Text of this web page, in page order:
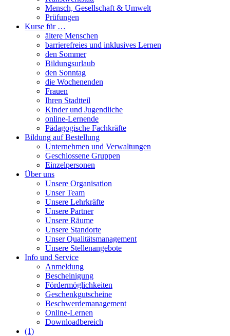
Mensch, Gesellschaft & Umwelt
Prüfungen
Kurse für …
ältere Menschen
barrierefreies und inklusives Lernen
den Sommer
Bildungsurlaub
den Sonntag
die Wochenenden
Frauen
Ihren Stadtteil
Kinder und Jugendliche
online-Lernende
Pädagogische Fachkräfte
Bildung auf Bestellung
Unternehmen und Verwaltungen
Geschlossene Gruppen
Einzelpersonen
Über uns
Unsere Organisation
Unser Team
Unsere Lehrkräfte
Unsere Partner
Unsere Räume
Unsere Standorte
Unser Qualitätsmanagement
Unsere Stellenangebote
Info und Service
Anmeldung
Bescheinigung
Fördermöglichkeiten
Geschenkgutscheine
Beschwerdemanagement
Online-Lernen
Downloadbereich
(1)